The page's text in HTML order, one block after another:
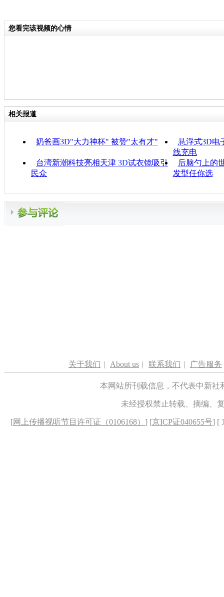
您看完该视频的心情
相关报道
奶爸画3D"大力神杯" 被赞"太有才"
悬浮式3D电
线充电
台湾新潮科技亮相天津 3D试衣镜吸引
民众
后脑勺上的
发型任你选
关于我们 | About us | 联系我们 | 广告服务
本网站所刊载信息，不代表中新
未经授权禁止转载、摘编、
[网上传播视听节目许可证（0106168） ] [京ICP证040655号] [